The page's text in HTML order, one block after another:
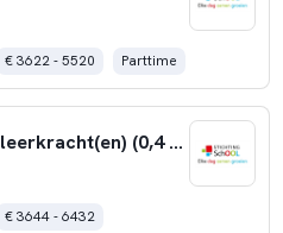
€ 3622 - 5520 Parttime
ZML De Zevenster zoekt leerkracht(en) (0,4 – 1,0 fte)
€ 3644 - 6432